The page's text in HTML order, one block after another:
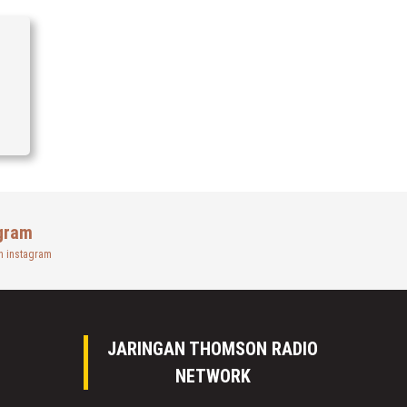
instagram
JARINGAN THOMSON RADIO
NETWORK